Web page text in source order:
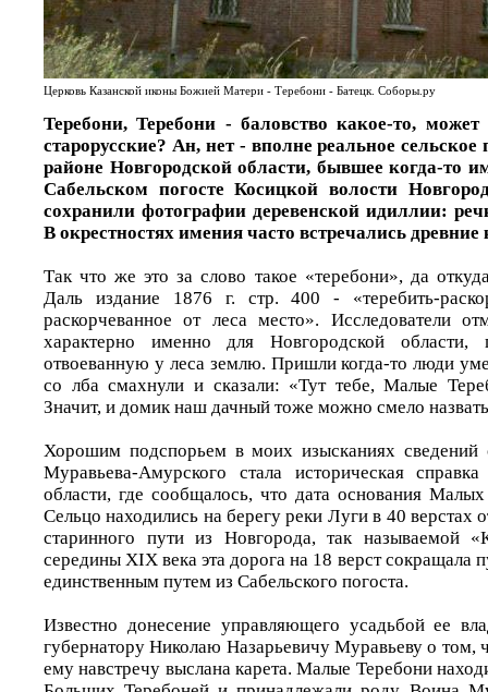
Церковь Казанской иконы Божией Матери - Теребони - Батецк. Соборы.ру
Теребони, Теребони - баловство какое-то,
старорусские? Ан, нет - вполне реальное
районе Новгородской области, бывшее когда-то
Сабельском погосте Косицкой волости
сохранили фотографии деревенской идиллии:
В окрестностях имения часто встречались
Так что же это за слово такое «теребони», да
Даль издание 1876 г. стр. 400 - «теребить-
раскорчеванное от леса место». Исследователи
характерно именно для Новгородской области,
отвоеванную у леса землю. Пришли когда-то люди
со лба смахнули и сказали: «Тут тебе, Малые
Значит, и домик наш дачный тоже можно смело
Хорошим подспорьем в моих изысканиях
Муравьева-Амурского стала историческая
области, где сообщалось, что дата основания
Сельцо находились на берегу реки Луги в 40 верстах
старинного пути из Новгорода, так называемой
середины XIX века эта дорога на 18 верст сокращала
единственным путем из Сабельского погоста.
Известно донесение управляющего усадьбой ее
губернатору Николаю Назарьевичу Муравьеву о том,
ему навстречу выслана карета. Малые Теребони